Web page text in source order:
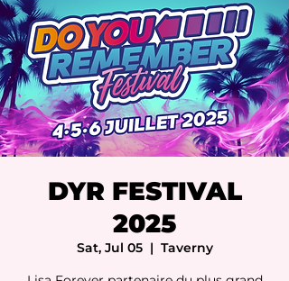
DYR FESTIVAL
2025
Sat, Jul 05
  |
Taverny